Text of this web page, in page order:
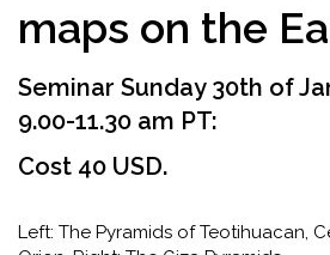
maps on the
Seminar Sunday 30th of
9.00-11.30 am PT:
Cost 40 USD.
Left: The Pyramids of Teotihuacan,